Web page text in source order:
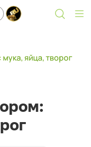
яйца, творог